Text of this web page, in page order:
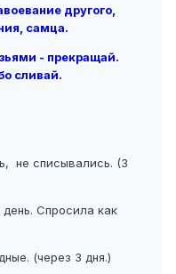
другого,
самца.
- прекращай.
сливай.
не списывались. (3
день. Спросила как
(через 3 дня.)